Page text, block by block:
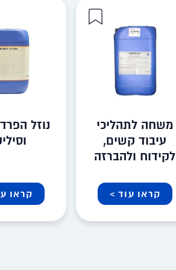
משחה לתהליכי
עיבוד קשים,
לקידוח ולהברזה
קראו עוד >
נוזל
קראו